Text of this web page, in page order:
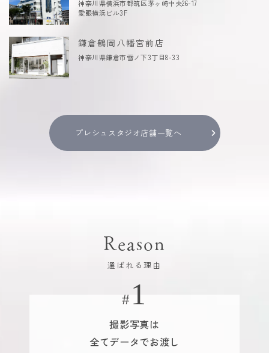
神奈川県横浜市都筑区茅ヶ崎中央26-17
愛眼横浜ビル3F
鎌倉鶴岡八幡宮前店
神奈川県鎌倉市雪ノ下3丁目8-33
プレシュスタジオ店舗一覧へ
Reason
選ばれる理由
撮影写真は
全てデータでお渡し